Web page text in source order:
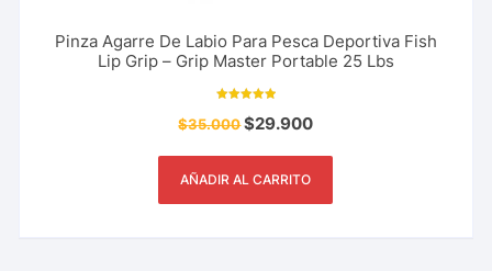
Pinza Agarre De Labio Para Pesca Deportiva Fish
Lip Grip – Grip Master Portable 25 Lbs
5.00
de 5
$35.000$29.900
AÑADIR AL CARRITO